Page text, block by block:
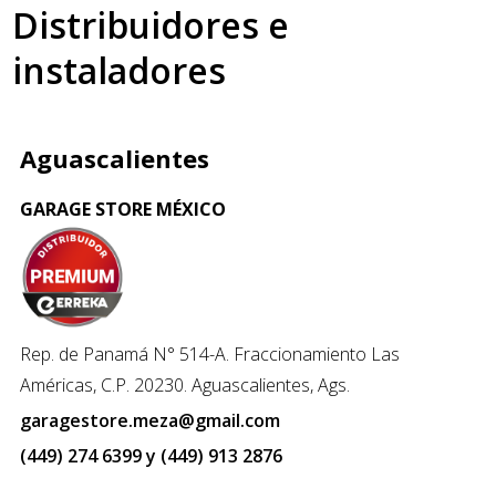
Distribuidores e
instaladores
Aguascalientes
GARAGE STORE MÉXICO
Rep. de Panamá N° 514-A. Fraccionamiento Las
Américas, C.P. 20230. Aguascalientes, Ags.
garagestore.meza@gmail.com
(449) 274 6399 y (449) 913 2876